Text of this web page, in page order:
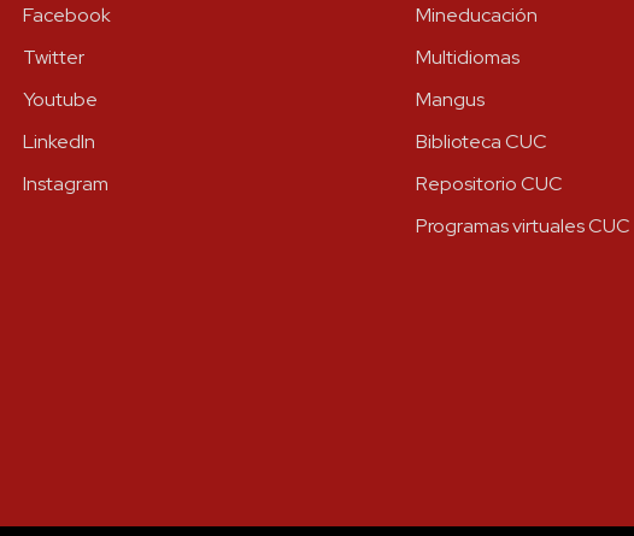
Facebook
Twitter
Youtube
LinkedIn
Instagram
Mineducación
Multidiomas
Mangus
Biblioteca CUC
Repositorio CUC
Programas virtuales CUC